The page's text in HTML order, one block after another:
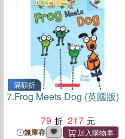
滿額折
7.Frog Meets Dog (英國版)
79
217
無庫存